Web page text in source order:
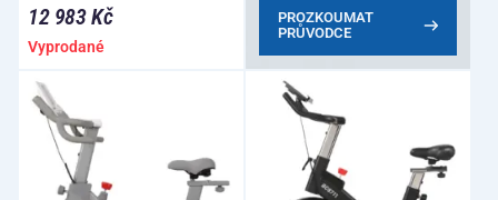
12 983 Kč
Vyprodané
PROZKOUMAT
PRŮVODCE